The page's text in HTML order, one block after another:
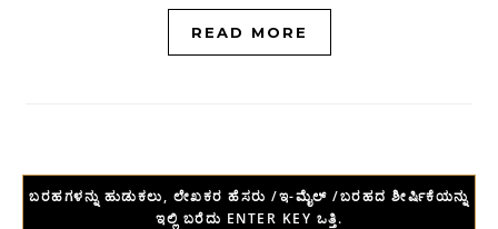
READ MORE
ಬರಹಗಳನ್ನು ಹುಡುಕಲು, ಲೇಖಕರ ಹೆಸರು /ಇ-ಮೈಲ್ /ಬರಹದ ಶೀರ್ಷಿಕೆಯನ್ನು
ಇಲ್ಲಿ ಬರೆದು ENTER KEY ಒತ್ತಿ.